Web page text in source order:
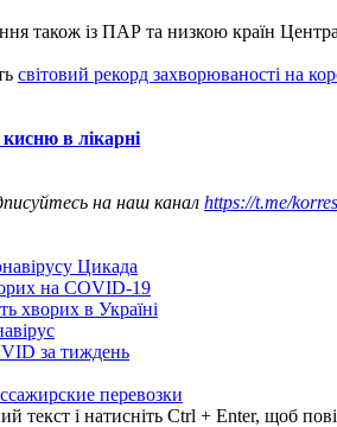
також із ПАР та низкою країн
світовий рекорд захворюваності на
кисню в лікарні
на наш канал https://t.me/
Цикада
на COVID-19
хворих в Україні
за тиждень
перевозки
текст і натисніть Ctrl + Enter, щоб